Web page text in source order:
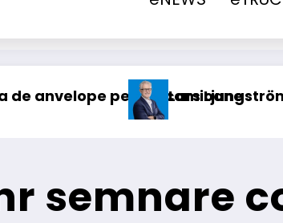
camioane
Lars Ljungström a fost
semnare